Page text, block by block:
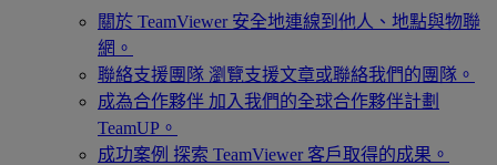
關於 TeamViewer 安全地連線到他人、地點與物聯
網。
聯絡支援團隊 瀏覽支援文章或聯絡我們的團隊。
成為合作夥伴 加入我們的全球合作夥伴計劃
TeamUP。
成功案例 探索 TeamViewer 客戶取得的成果。